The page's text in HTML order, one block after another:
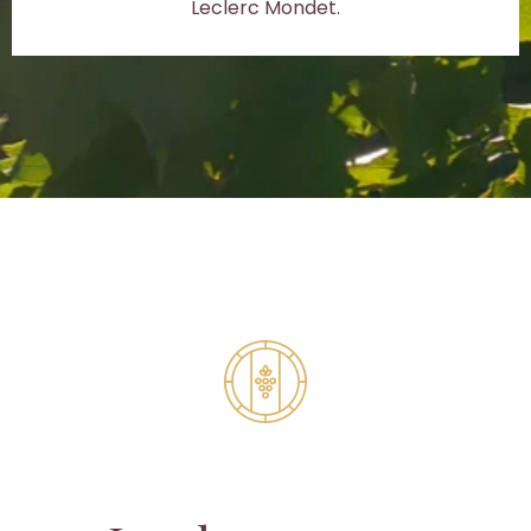
Leclerc Mondet.